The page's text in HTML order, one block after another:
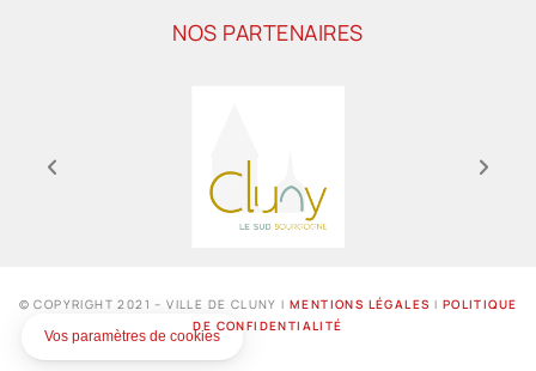
NOS PARTENAIRES
© COPYRIGHT 2021 – VILLE DE CLUNY IMENTIONS LÉGALES I POLITIQUE
DE CONFIDENTIALITÉ